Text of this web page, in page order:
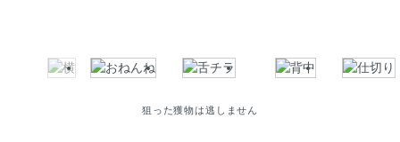
狙った獲物は逃しません